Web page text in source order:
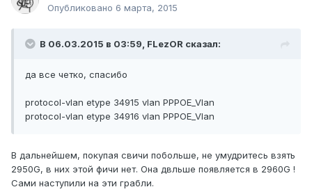
Опубликовано 6 марта, 2015
В 06.03.2015 в 03:59, FLezOR сказал:
да все четко, спасибо
protocol-vlan etype 34915 vlan PPPOE_Vlan
protocol-vlan etype 34916 vlan PPPOE_Vlan
В дальнейшем, покупая свичи побольше, не умудритесь взять
2950G, в них этой фичи нет. Она двльше появляется в 2960G !
Сами наступили на эти грабли.